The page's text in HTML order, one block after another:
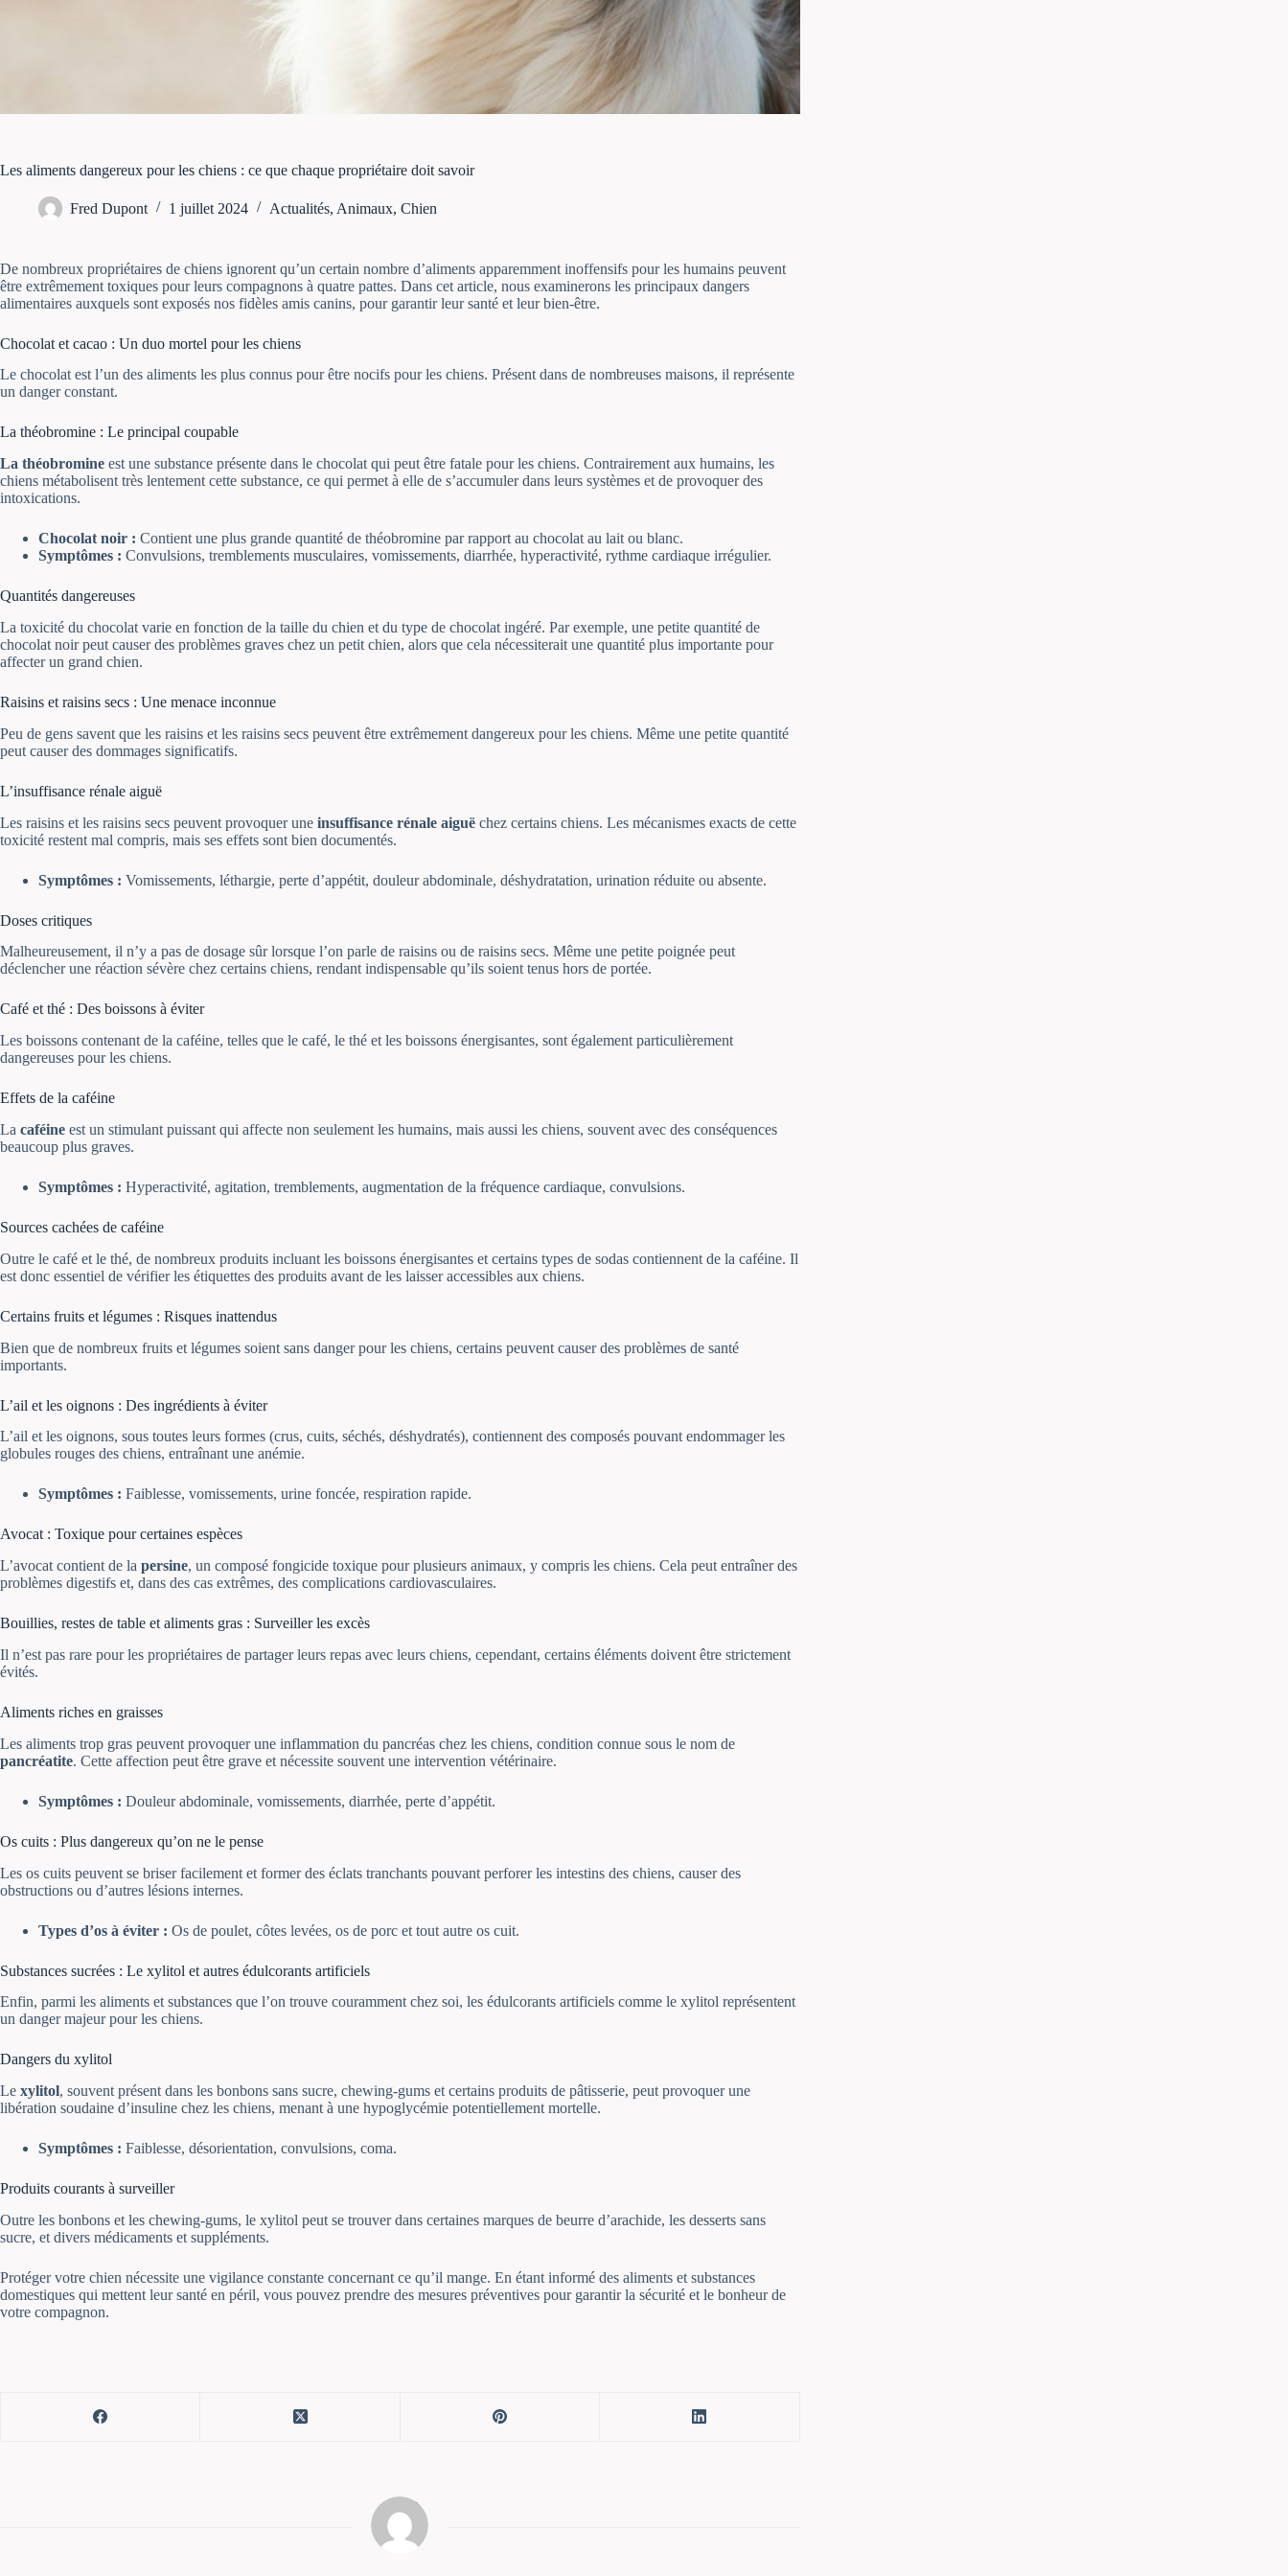
Les aliments dangereux pour les chiens : ce que chaque propriétaire doit savoir
Fred Dupont 1 juillet 2024 Actualités, Animaux, Chien
De nombreux propriétaires de chiens ignorent qu’un certain nombre d’aliments apparemment inoffensifs pour les humains peuvent
être extrêmement toxiques pour leurs compagnons à quatre pattes. Dans cet article, nous examinerons les principaux dangers
alimentaires auxquels sont exposés nos fidèles amis canins, pour garantir leur santé et leur bien-être.
Chocolat et cacao : Un duo mortel pour les chiens
Le chocolat est l’un des aliments les plus connus pour être nocifs pour les chiens. Présent dans de nombreuses maisons, il représente
un danger constant.
La théobromine : Le principal coupable
La théobromine est une substance présente dans le chocolat qui peut être fatale pour les chiens. Contrairement aux humains, les
chiens métabolisent très lentement cette substance, ce qui permet à elle de s’accumuler dans leurs systèmes et de provoquer des
intoxications.
Chocolat noir : Contient une plus grande quantité de théobromine par rapport au chocolat au lait ou blanc.
Symptômes : Convulsions, tremblements musculaires, vomissements, diarrhée, hyperactivité, rythme cardiaque irrégulier.
Quantités dangereuses
La toxicité du chocolat varie en fonction de la taille du chien et du type de chocolat ingéré. Par exemple, une petite quantité de
chocolat noir peut causer des problèmes graves chez un petit chien, alors que cela nécessiterait une quantité plus importante pour
affecter un grand chien.
Raisins et raisins secs : Une menace inconnue
Peu de gens savent que les raisins et les raisins secs peuvent être extrêmement dangereux pour les chiens. Même une petite quantité
peut causer des dommages significatifs.
L’insuffisance rénale aiguë
Les raisins et les raisins secs peuvent provoquer une insuffisance rénale aiguë chez certains chiens. Les mécanismes exacts de cette
toxicité restent mal compris, mais ses effets sont bien documentés.
Symptômes : Vomissements, léthargie, perte d’appétit, douleur abdominale, déshydratation, urination réduite ou absente.
Doses critiques
Malheureusement, il n’y a pas de dosage sûr lorsque l’on parle de raisins ou de raisins secs. Même une petite poignée peut
déclencher une réaction sévère chez certains chiens, rendant indispensable qu’ils soient tenus hors de portée.
Café et thé : Des boissons à éviter
Les boissons contenant de la caféine, telles que le café, le thé et les boissons énergisantes, sont également particulièrement
dangereuses pour les chiens.
Effets de la caféine
La caféine est un stimulant puissant qui affecte non seulement les humains, mais aussi les chiens, souvent avec des conséquences
beaucoup plus graves.
Symptômes : Hyperactivité, agitation, tremblements, augmentation de la fréquence cardiaque, convulsions.
Sources cachées de caféine
Outre le café et le thé, de nombreux produits incluant les boissons énergisantes et certains types de sodas contiennent de la caféine. Il
est donc essentiel de vérifier les étiquettes des produits avant de les laisser accessibles aux chiens.
Certains fruits et légumes : Risques inattendus
Bien que de nombreux fruits et légumes soient sans danger pour les chiens, certains peuvent causer des problèmes de santé
importants.
L’ail et les oignons : Des ingrédients à éviter
L’ail et les oignons, sous toutes leurs formes (crus, cuits, séchés, déshydratés), contiennent des composés pouvant endommager les
globules rouges des chiens, entraînant une anémie.
Symptômes : Faiblesse, vomissements, urine foncée, respiration rapide.
Avocat : Toxique pour certaines espèces
L’avocat contient de la persine, un composé fongicide toxique pour plusieurs animaux, y compris les chiens. Cela peut entraîner des
problèmes digestifs et, dans des cas extrêmes, des complications cardiovasculaires.
Bouillies, restes de table et aliments gras : Surveiller les excès
Il n’est pas rare pour les propriétaires de partager leurs repas avec leurs chiens, cependant, certains éléments doivent être strictement
évités.
Aliments riches en graisses
Les aliments trop gras peuvent provoquer une inflammation du pancréas chez les chiens, condition connue sous le nom de
pancréatite. Cette affection peut être grave et nécessite souvent une intervention vétérinaire.
Symptômes : Douleur abdominale, vomissements, diarrhée, perte d’appétit.
Os cuits : Plus dangereux qu’on ne le pense
Les os cuits peuvent se briser facilement et former des éclats tranchants pouvant perforer les intestins des chiens, causer des
obstructions ou d’autres lésions internes.
Types d’os à éviter : Os de poulet, côtes levées, os de porc et tout autre os cuit.
Substances sucrées : Le xylitol et autres édulcorants artificiels
Enfin, parmi les aliments et substances que l’on trouve couramment chez soi, les édulcorants artificiels comme le xylitol représentent
un danger majeur pour les chiens.
Dangers du xylitol
Le xylitol, souvent présent dans les bonbons sans sucre, chewing-gums et certains produits de pâtisserie, peut provoquer une
libération soudaine d’insuline chez les chiens, menant à une hypoglycémie potentiellement mortelle.
Symptômes : Faiblesse, désorientation, convulsions, coma.
Produits courants à surveiller
Outre les bonbons et les chewing-gums, le xylitol peut se trouver dans certaines marques de beurre d’arachide, les desserts sans
sucre, et divers médicaments et suppléments.
Protéger votre chien nécessite une vigilance constante concernant ce qu’il mange. En étant informé des aliments et substances
domestiques qui mettent leur santé en péril, vous pouvez prendre des mesures préventives pour garantir la sécurité et le bonheur de
votre compagnon.